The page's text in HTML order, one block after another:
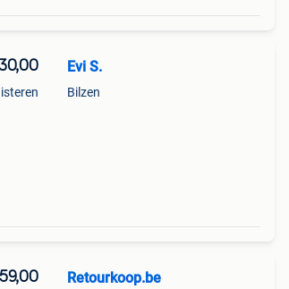
Evi S.
Bilzen
Retourkoop.be